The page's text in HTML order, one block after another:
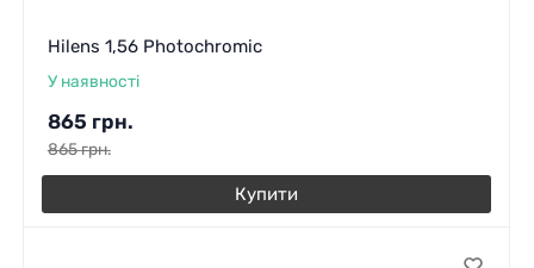
Hilens 1,56 Photochromic
У наявності
865 грн.
865грн.
Купити